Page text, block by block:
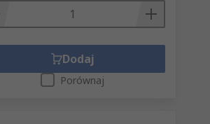
Dodaj
Porównaj